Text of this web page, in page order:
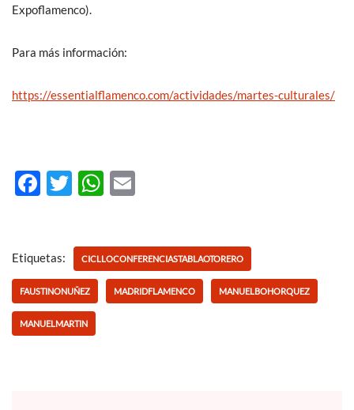
Expoflamenco).
Para más información:
https://essentialflamenco.com/actividades/martes-culturales/
F
b
o
o
k
T
er
W
s
A
p
Etiquetas: CICLLOCONFERENCIASTABLAOTORERO
FAUSTINONUÑEZ MADRIDFLAMENCO MANUELBOHORQUEZ
MANUELMARTIN